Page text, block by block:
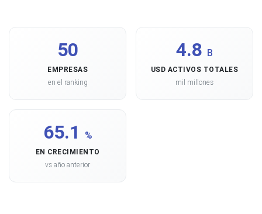
50
EMPRESAS
en el ranking
4.8 B
USD ACTIVOS TOTALES
mil millones
65.1 %
EN CRECIMIENTO
vs año anterior